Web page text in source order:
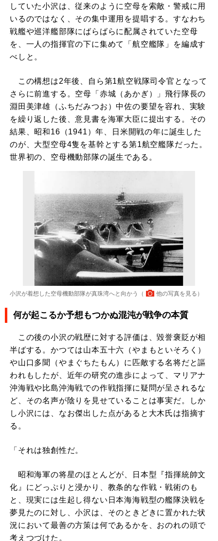
していた小沢は、従来のように空母を索敵・警戒に用
いるのではなく、その集中運用を提唱する。すなわち
戦艦や巡洋艦部隊にばらばらに配属されていた空母
を、一人の指揮官の下に集めて「航空艦隊」を編成す
べしと。
この構想は2年後、自ら第1航空戦隊司令官となって
さらに前進する。空母「赤城（あかぎ）」飛行隊長の
淵田美津雄（ふちだみつお）中佐の要望を容れ、実験
を繰り返した後、意見書を海軍大臣に提出する。その
結果、昭和16（1941）年、日米開戦の年に誕生した
のが、大型空母4隻を基幹とする第1航空艦隊だった。
世界初の、空母機動部隊の誕生である。
小沢が着想した空母機動部隊が真珠湾へと向かう（ 他の写真を見る ）
何が起こるか予想もつかぬ混沌が戦争の本質
この後の小沢の戦歴に対する評価は、毀誉褒貶が相
半ばする。かつては山本五十六（やまもといそろく）
や山口多聞（やまぐちたもん）に匹敵する名将だと謳
われもしたが、近年の研究の進歩によって、マリアナ
沖海戦や比島沖海戦での作戦指揮に疑問が呈されるな
ど、その名声が陰りを見せていることは事実だ。しか
し小沢には、なお傑出した点があると大木氏は指摘す
る。
「それは独創性だ。
昭和海軍の将星のほとんどが、日本型『指揮統帥文
化』にどっぷりと浸かり、教条的な作戦・戦術のも
と、現実には生起し得ない日本海海戦型の艦隊決戦を
夢見たのに対し、小沢は、そのときどきに置かれた状
況において最善の方策は何であるかを、おのれの頭で
考えつづけた。